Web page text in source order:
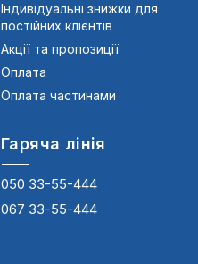
Індивідуальні знижки для
постійних клієнтів
Акції та пропозиції
Оплата
Оплата частинами
Гаряча лінія
050 33-55-444
067 33-55-444